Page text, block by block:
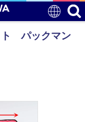
ト パックマン